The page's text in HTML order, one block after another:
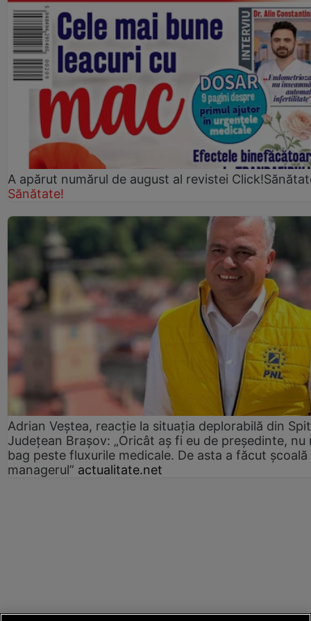
A apărut numărul de august al revistei
Sănătate!
Adrian Veștea, reacție la situația deplorabilă din
Județean Brașov: „Oricât aș fi eu de președinte, nu
bag peste fluxurile medicale. De asta a făcut școală
managerul” actualitate.net